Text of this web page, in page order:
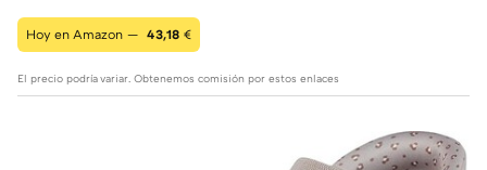
Hoy en Amazon — 43,18 €
El precio podría variar. Obtenemos comisión por estos enlaces